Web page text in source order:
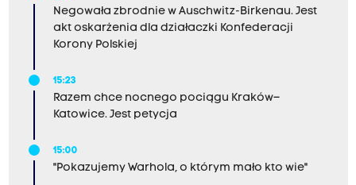
Negowała zbrodnie w Auschwitz-Birkenau. Jest
akt oskarżenia dla działaczki Konfederacji
Korony Polskiej
15:23
Razem chce nocnego pociągu Kraków–
Katowice. Jest petycja
15:00
"Pokazujemy Warhola, o którym mało kto wie"